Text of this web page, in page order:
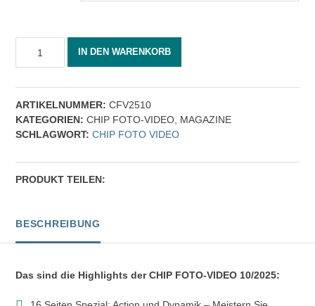
FOTO-
10/2025
Menge
IN DEN WARENKORB
ARTIKELNUMMER: CFV2510
KATEGORIEN: CHIP FOTO-VIDEO MAGAZINE
SCHLAGWORT: CHIP FOTO VIDEO
PRODUKT TEILEN:
BESCHREIBUNG
Das sind die Highlights der CHIP FOTO-VIDEO 10/2025: